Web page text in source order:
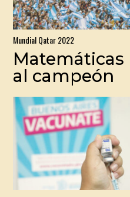
Mundial Qatar 2022
Matemáticas
al campeón